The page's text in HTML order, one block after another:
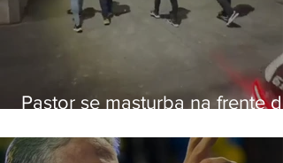
Pastor se masturba na frente de